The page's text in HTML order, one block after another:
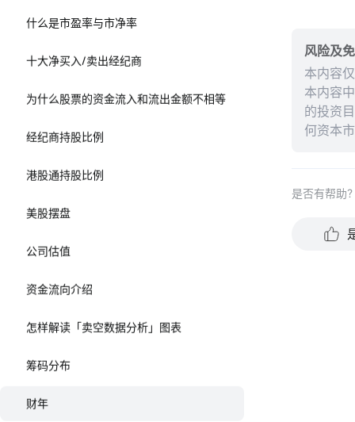
什么是市盈率与市净率
十大净买入/卖出经纪商
为什么股票的资金流入和流出金额不相等
经纪商持股比例
港股通持股比例
美股摆盘
公司估值
资金流向介绍
怎样解读「卖空数据分析」图表
筹码分布
财年
风险及
本内容
本内容
的投资
何资本
是否有帮助